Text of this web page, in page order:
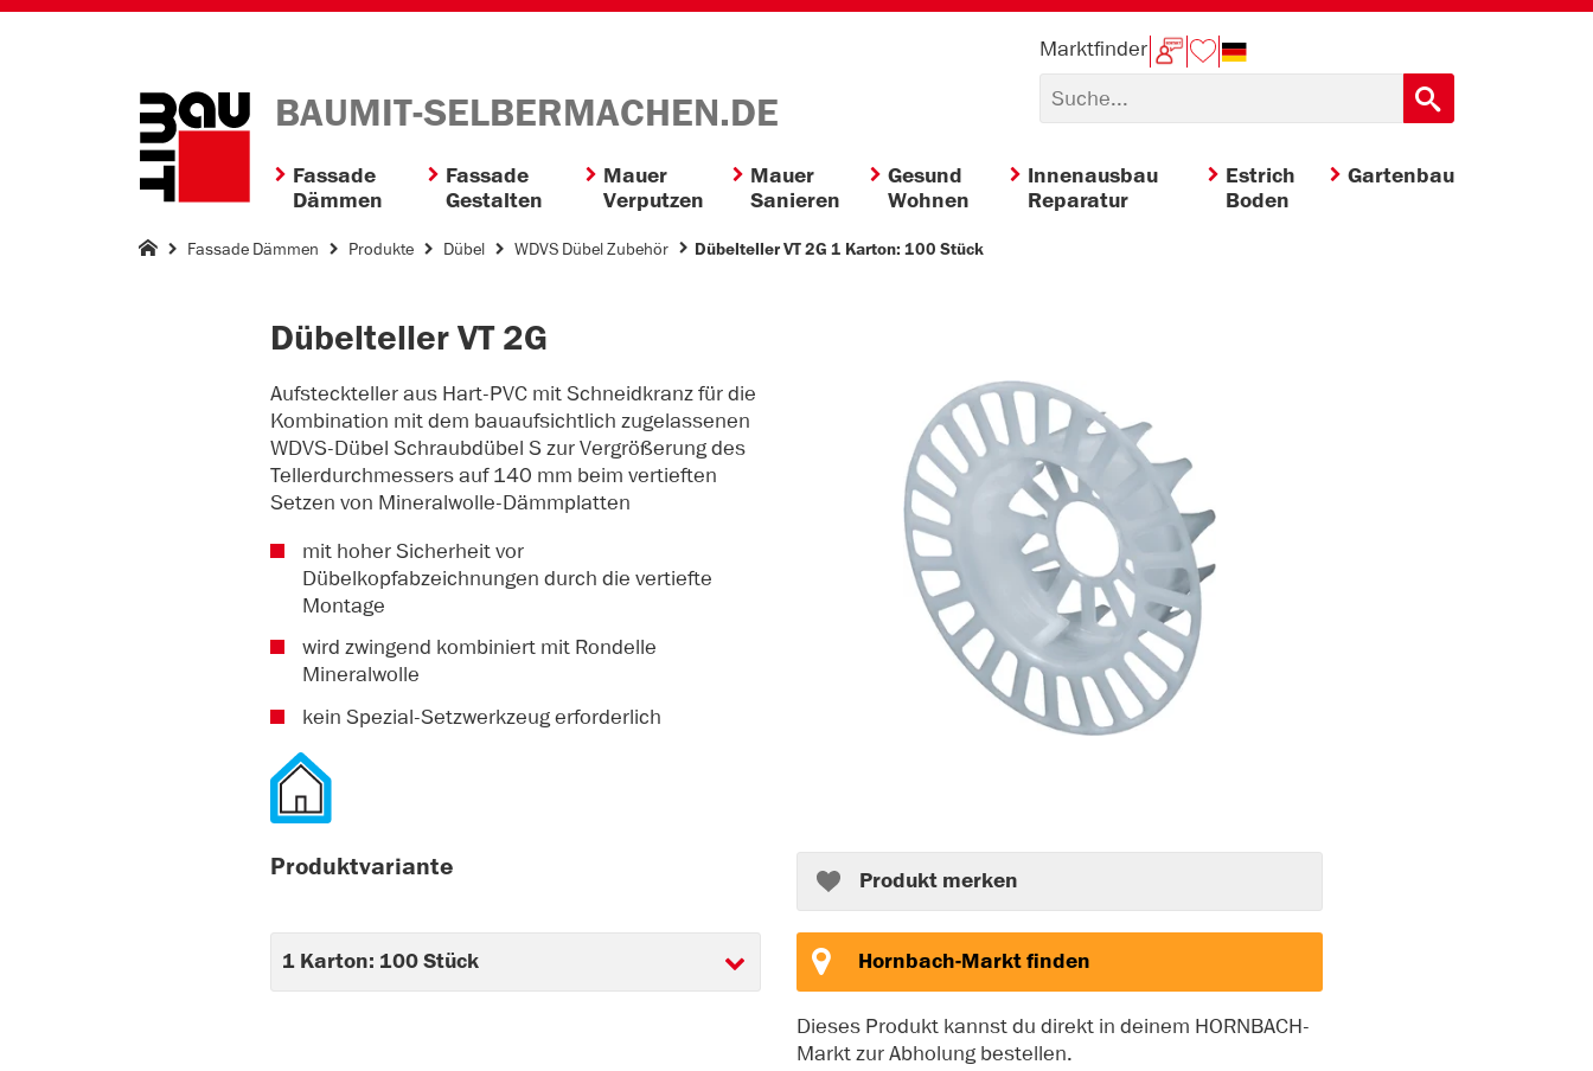
BAUMIT-SELBERMACHEN.DE
Marktfinder
Fassade
Dämmen
Fassade
Gestalten
Mauer
Verputzen
Mauer
Sanieren
Gesund
Wohnen
Innenausbau
Reparatur
Estrich
Boden
Gartenbau
Fassade Dämmen Produkte Dübel WDVS Dübel Zubehör Dübelteller VT 2G 1 Karton: 100 Stück
Dübelteller VT 2G
Aufsteckteller aus Hart-PVC mit Schneidkranz für die
Kombination mit dem bauaufsichtlich zugelassenen
WDVS-Dübel Schraubdübel S zur Vergrößerung des
Tellerdurchmessers auf 140 mm beim vertieften
Setzen von Mineralwolle-Dämmplatten
mit hoher Sicherheit vor
Dübelkopfabzeichnungen durch die vertiefte
Montage
wird zwingend kombiniert mit Rondelle
Mineralwolle
kein Spezial-Setzwerkzeug erforderlich
Produktvariante Produkt merken
Hornbach-Markt finden
Dieses Produkt kannst du direkt in deinem HORNBACH-
Markt zur Abholung bestellen.